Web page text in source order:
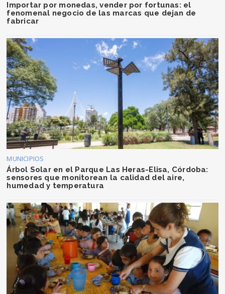
Importar por monedas, vender por fortunas: el
fenomenal negocio de las marcas que dejan de
fabricar
MUNICIPIOS
Árbol Solar en el Parque Las Heras-Elisa, Córdoba:
sensores que monitorean la calidad del aire,
humedad y temperatura